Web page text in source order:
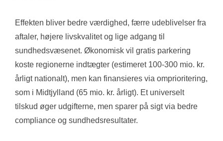
Effekten bliver bedre værdighed, færre udeblivelser fra
aftaler, højere livskvalitet og lige adgang til
sundhedsvæsenet. Økonomisk vil gratis parkering
koste regionerne indtægter (estimeret 100-300 mio. kr.
årligt nationalt), men kan finansieres via omprioritering,
som i Midtjylland (65 mio. kr. årligt). Et universelt
tilskud øger udgifterne, men sparer på sigt via bedre
compliance og sundhedsresultater.